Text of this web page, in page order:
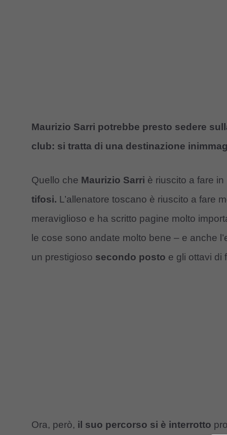
Maurizio Sarri potrebbe presto sedere
club: si tratta di una destinazione
Quello che Maurizio Sarri è riuscito a fare
tifosi. L’allenatore toscano è riuscito a fare
meraviglioso e ha scritto pagine molto
le cose sono andate molto bene – e anche
un prestigioso secondo posto e gli ottavi di
Ora, però, il suo percorso si è interrotto